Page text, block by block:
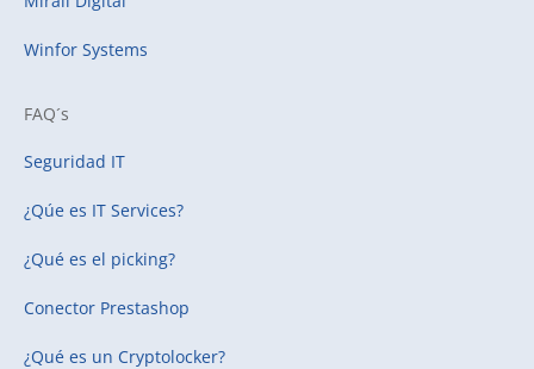
Winfor Systems
FAQ´s
Seguridad IT
¿Qúe es IT Services?
¿Qué es el picking?
Conector Prestashop
¿Qué es un Cryptolocker?